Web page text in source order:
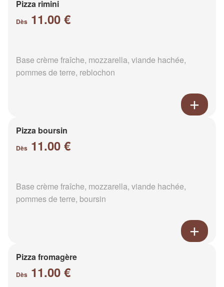
Pizza rimini
Dès 11.00 €
Base crème fraîche, mozzarella, viande hachée,
pommes de terre, reblochon
Pizza boursin
Dès 11.00 €
Base crème fraîche, mozzarella, viande hachée,
pommes de terre, boursin
Pizza fromagère
Dès 11.00 €